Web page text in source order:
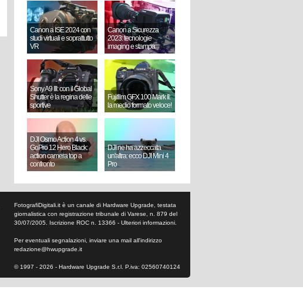
Canon a ISE 2024 con
studi virtuali e soprattutto
VR
Canon a Sicurezza
2023: tecnologie
imaging e stampa
Sony A9 III: con il Global
Shutter è la regina delle
sportive
Fujifilm GFX 100 Mark II:
la medio formato veloce!
DJI Osmo Action 4 vs.
GoPro 12 Hero Black:
action camera top a
confronto
DJI ne ha azzeccata
un'altra: ecco DJI Mini 4
Pro
FotografiDigitali.it è un canale di Hardware Upgrade, testata
giornalistica con registrazione tribunale di Varese, n. 879 del
30/07/2005. Iscrizione ROC n. 13366 - Ulteriori informazioni
Per eventuali segnalazioni, inviare una mail all'indirizzo
redazione@hwupgrade.it
© 1997 - 2026 - Hardware Upgrade S.r.l. P.iva: 02560740124